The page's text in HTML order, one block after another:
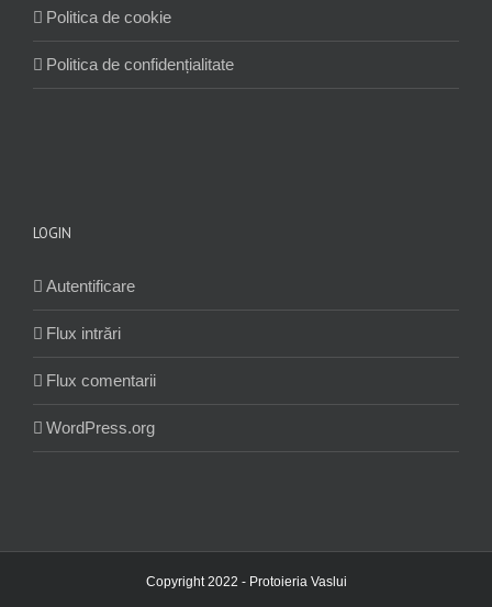
Politica de cookie
Politica de confidențialitate
LOGIN
Autentificare
Flux intrări
Flux comentarii
WordPress.org
Copyright 2022 - Protoieria Vaslui